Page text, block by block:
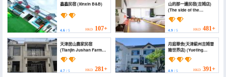
鑫鑫民宿 (Xinxin B&B)
4.6 / 5 HKD 107+
山的那一邊民宿(吉姆店)
(The side of the
mountain homestay
(Jim))
4.9/ 5 HKD 481+
天津居山農家民宿
(Tianjin Jushan Farm
Homestay)
4.7 / 5 HKD 281+
月庭華舍(天津薊州吉姆冒
險世界店) (Yueting
Huashe (Tianjin Jizhou
Jim Adventure World))
4.9/ 5 HKD 391+